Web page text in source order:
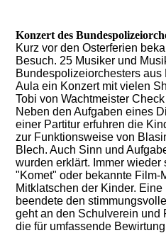
Konzert des
Kurz vor den Osterferien
Besuch. 25 Musiker und
Bundespolizeiorchesters
Aula ein Konzert mit vielen
Tobi von Wachtmeister
Neben den Aufgaben eines
einer Partitur erfuhren die
zur Funktionsweise von
Blech. Auch Sinn und
wurden erklärt. Immer
"Komet" oder bekannte Film-
Mitklatschen der Kinder.
beendete den
geht an den Schulverein und
die für umfassende